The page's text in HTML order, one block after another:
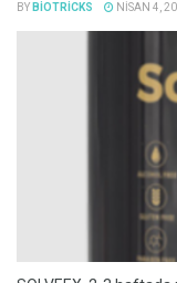
BY BIOTRICKS NISAN 4,